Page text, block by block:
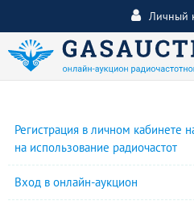
Личный
Регистрация в личном кабинете
на использование радиочастот
Вход в онлайн-аукцион